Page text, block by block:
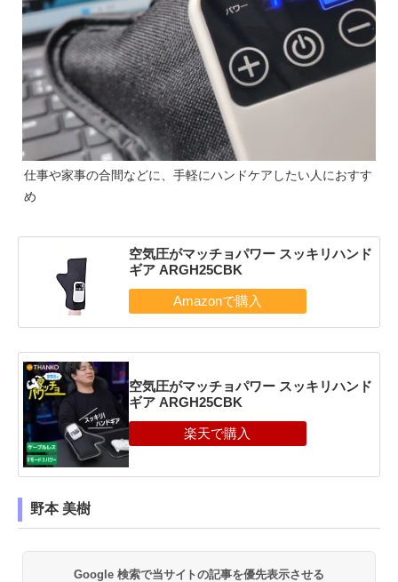
仕事や家事の合間などに、手軽にハンドケアしたい人におすす
め
空気圧がマッチョパワー スッキリハンド
ギア ARGH25CBK
空気圧がマッチョパワー スッキリハンド
ギア ARGH25CBK
野本 美樹
Google 検索で当サイトの記事を優先表示させる